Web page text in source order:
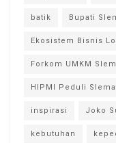
batik Bupati
Ekosistem Bisnis
Forkom UMKM
HIPMI Peduli
inspirasi Joko
kebutuhan